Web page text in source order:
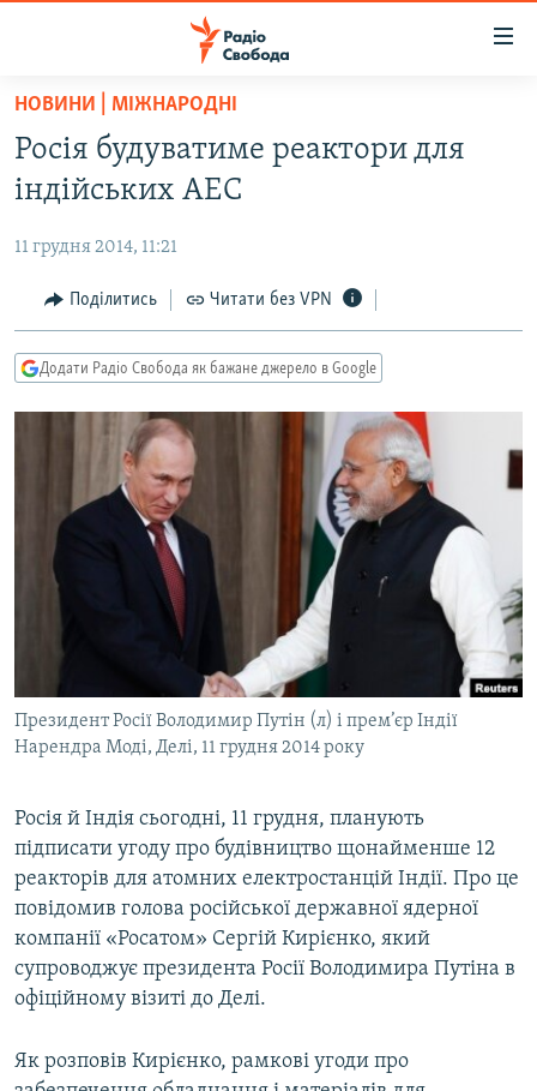
Перейти
основного
матеріалу
до
навігації
Перейти
до
РАДІО СВОБОДА – 70 РОКІВ
ВСЕ ЗА ДОБУ
ПОЛІТИКА
ЕКОНОМІКА
КУЛЬТУРА
СВІТ
ВІЙНА
РОСІЙСЬКА «ФІЛЬТРАЦІЯ»
КРИМ.РЕАЛІЇ
КИТАЙ.ВИКЛИКИ
МУЛЬТИМЕДІА
СПЕЦПРОЄКТИ
ПОДКАСТИ
КРИМ РЕАЛІЇ
УКР
КТАТ
ДОЛУЧАЙСЯ!
НОВИНИ | МІЖНАРОДНІ
Росія будуватиме реактори для
індійських АЕС
11 грудня 2014, 11:21
Поділитись Читати без VPN
Додати Радіо Свобода як бажане джерело в Google
Президент Росії Володимир Путін (л) і прем’єр Індії
Нарендра Моді, Делі, 11 грудня 2014 року
Росія й Індія сьогодні, 11 грудня, планують
підписати угоду про будівництво щонайменше 12
реакторів для атомних електростанцій Індії. Про це
повідомив голова російської державної ядерної
компанії «Росатом» Сергій Кирієнко, який
супроводжує президента Росії Володимира Путіна в
офіційному візиті до Делі.
Як розповів Кирієнко, рамкові угоди про